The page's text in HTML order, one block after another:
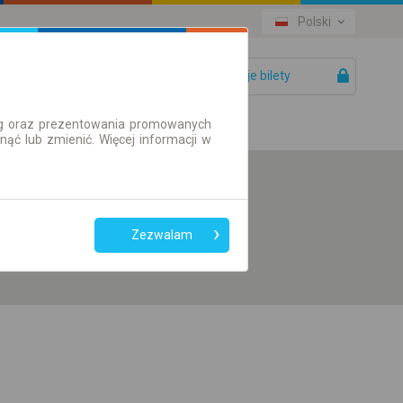
Polski
Twoje bilety
przesiadek
Tylko bilet online
oraz prezentowania promowanych
lub zmienić. Więcej informacji w
Zezwalam